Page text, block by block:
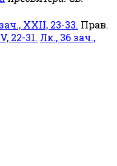
XXII, 23-33. Прав.
22-31. Лк., 36 зач.,